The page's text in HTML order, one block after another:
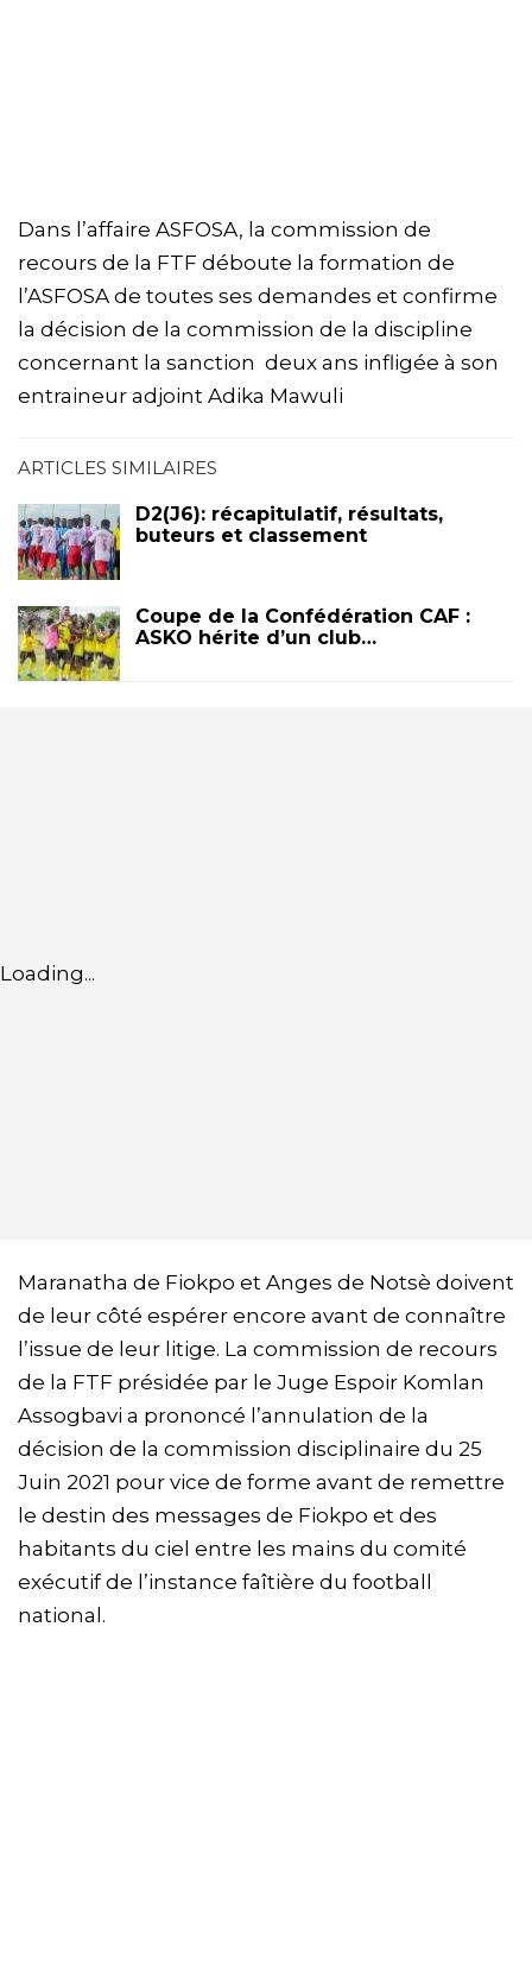
Dans l’affaire ASFOSA, la commission de
recours de la FTF déboute la formation de
l’ASFOSA de toutes ses demandes et confirme
la décision de la commission de la discipline
concernant la sanction deux ans infligée à son
entraineur adjoint Adika Mawuli
ARTICLES SIMILAIRES
D2(J6): récapitulatif, résultats,
buteurs et classement
Coupe de la Confédération CAF :
ASKO hérite d’un club…
Loading...
Maranatha de Fiokpo et Anges de Notsè doivent
de leur côté espérer encore avant de connaître
l’issue de leur litige. La commission de recours
de la FTF présidée par le Juge Espoir Komlan
Assogbavi a prononcé l’annulation de la
décision de la commission disciplinaire du 25
Juin 2021 pour vice de forme avant de remettre
le destin des messages de Fiokpo et des
habitants du ciel entre les mains du comité
exécutif de l’instance faîtière du football
national.